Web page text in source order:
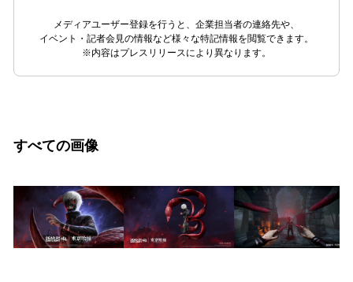
メディアユーザー登録を行うと、企業担当者の連絡先や、
イベント・記者会見の情報など様々な特記情報を閲覧できます。
※内容はプレスリリースにより異なります。
すべての画像